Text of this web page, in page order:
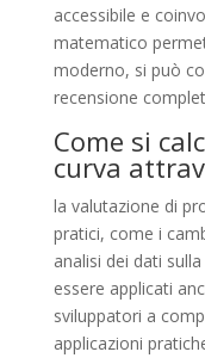
accessibile e
matematico
moderno, si può
recensione
Come si
curva
la valutazione di
pratici, come i
analisi dei dati
essere applicati
sviluppatori a
applicazioni